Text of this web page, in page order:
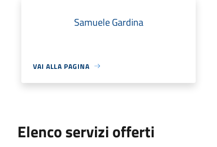
Samuele Gardina
VAI ALLA PAGINA
Elenco servizi offerti